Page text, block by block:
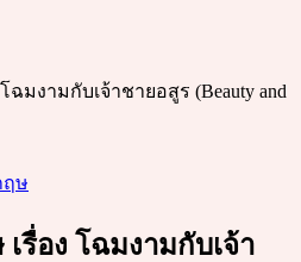
ฤษ
รื่อง โฉมงามกับเจ้า